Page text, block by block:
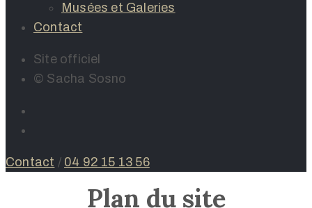
Musées et Galeries
Contact
Site officiel
© Sacha Sosno
Contact / 04 92 15 13 56
Plan du site